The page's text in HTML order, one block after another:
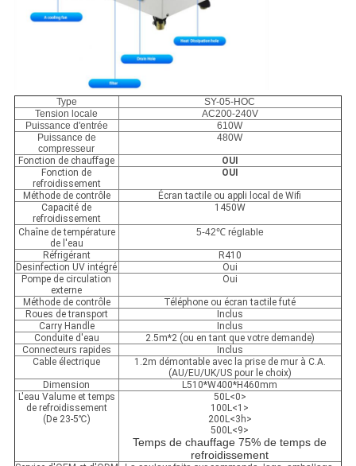
Type
SY-05-HOC
Tension locale
AC200-240V
Puissance d'entrée
610W
Puissance de
compresseur
480W
Fonction de chauffage
OUI
Fonction de
refroidissement
OUI
Méthode de contrôle
Écran tactile ou appli local de Wifi
Capacité de
refroidissement
1450W
Chaîne de température
de l'eau
5-42℃ réglable
Réfrigérant
R410
Desinfection UV intégré
Oui
Pompe de circulation
externe
Oui
Méthode de contrôle
Téléphone ou écran tactile futé
Roues de transport
Inclus
Carry Handle
Inclus
Conduite d'eau
2.5m*2 (ou en tant que votre demande)
Connecteurs rapides
Inclus
Cable électrique
1.2m démontable avec la prise de mur à C.A.
(AU/EU/UK/US pour le choix)
Dimension
L510*W400*H460mm
L'eau Valume et temps
de refroidissement
(De 23-5℃)
50L<0>
100L<1>
200L<3h>
500L<9>
Temps de chauffage 75% de temps de
refroidissement